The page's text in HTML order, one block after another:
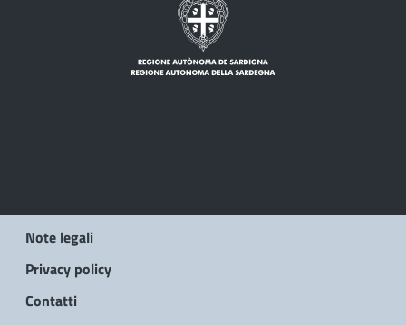
Note legali
Privacy policy
Contatti